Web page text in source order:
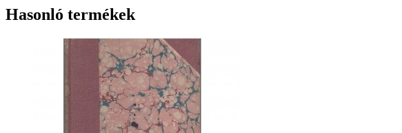
Hasonló termékek